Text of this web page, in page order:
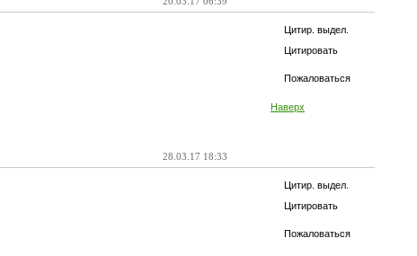
Цитир. выдел.
Цитировать
Пожаловаться
Наверх
28.03.17 18:33
Цитир. выдел.
Цитировать
Пожаловаться